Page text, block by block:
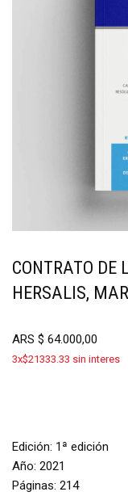
CONTRATO DE
HERSALIS,
ARS $ 64.000,00
3x$21333.33 sin interes
Edición: 1ª edición
Año: 2021
Páginas: 214